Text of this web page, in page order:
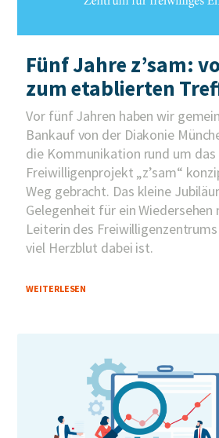
Fünf Jahre z’sam:
zum etablierten
Vor fünf Jahren haben wir
Bankauf von der Diakonie
die Kommunikation rund um das
Freiwilligenprojekt „z’sam“
Weg gebracht. Das kleine
Gelegenheit für ein Wiedersehen
Leiterin des
viel Herzblut dabei ist.
WEITERLESEN